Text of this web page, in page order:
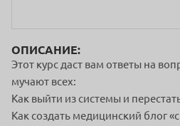
ОПИСАНИЕ:
Этот курс даст вам ответы на
мучают всех:
Как выйти из системы и
Как создать медицинский блог «с